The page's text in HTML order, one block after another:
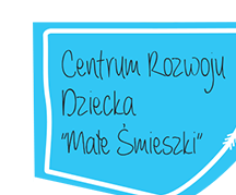
zawartości